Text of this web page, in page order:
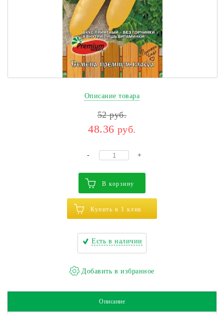
Описание товара
52руб.
48.36 руб.
- +
В корзину
Купить в 1 клик
Есть в наличии
Описание